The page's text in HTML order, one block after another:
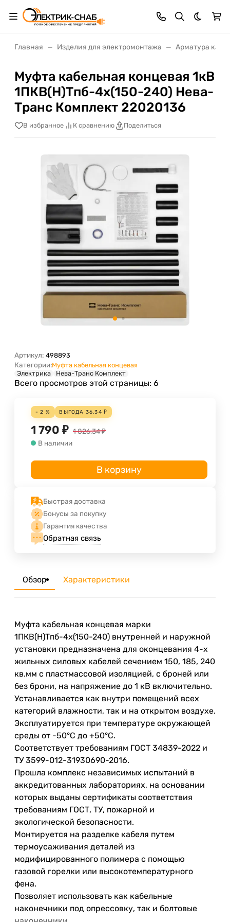
Темная
Главная Изделия для электромонтажа Арматура
Муфта кабельная концевая 1кВ
1ПКВ(Н)Тпб-4х(150-240) Нева-
Транс Комплект 22020136
В избранное К сравнению Поделиться
Артикул: 498893
Категории:Муфта кабельная концевая
Электрика
Нева-Транс Комплект
Всего просмотров этой страницы: 6
- 2 % ВЫГОДА 36,34 ₽
1 790 ₽ 1 826,34₽
В наличии
В корзину
Быстрая доставка
Бонусы за покупку
Гарантия качества
Обратная связь
Обзор Характеристики
Муфта кабельная концевая марки
1ПКВ(Н)Тпб-4х(150-240) внутренней и наружной
установки предназначена для оконцевания 4-х
жильных силовых кабелей сечением 150, 185, 240
кв.мм с пластмассовой изоляцией, с броней или
без брони, на напряжение до 1 кВ включительно.
Устанавливается как внутри помещений всех
категорий влажности, так и на открытом воздухе.
Эксплуатируется при температуре окружающей
среды от -50°C до +50°C.
Соответствует требованиям ГОСТ 34839-2022 и
ТУ 3599-012-31930690-2016.
Прошла комплекс независимых испытаний в
аккредитованных лабораториях, на основании
которых выданы сертификаты соответствия
требованиям ГОСТ, ТУ, пожарной и
экологической безопасности.
Монтируется на разделке кабеля путем
термоусаживания деталей из
модифицированного полимера с помощью
газовой горелки или высокотемпературного
фена.
Позволяет использовать как кабельные
наконечники под опрессовку, так и болтовые